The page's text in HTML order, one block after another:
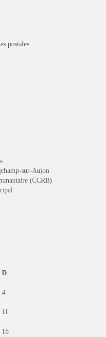
postales
sur-Aujon
(CCRB)
D
4
11
18